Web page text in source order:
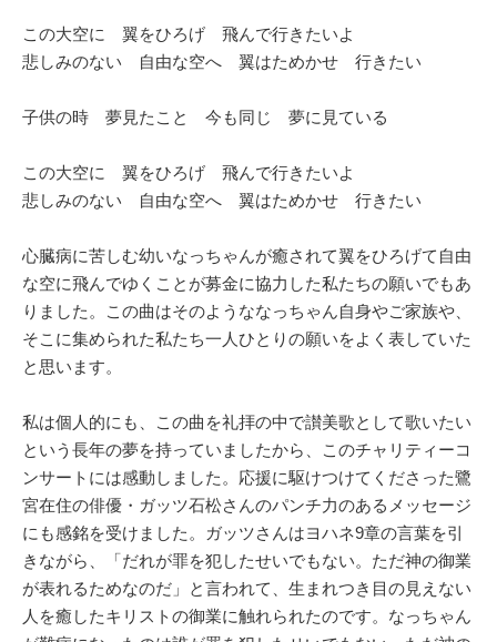
この大空に 翼をひろげ 飛んで行きたいよ
悲しみのない 自由な空へ 翼はためかせ 行きたい
子供の時 夢見たこと 今も同じ 夢に見ている
この大空に 翼をひろげ 飛んで行きたいよ
悲しみのない 自由な空へ 翼はためかせ 行きたい
心臓病に苦しむ幼いなっちゃんが癒されて翼をひろげて自由
な空に飛んでゆくことが募金に協力した私たちの願いでもあ
りました。この曲はそのようななっちゃん自身やご家族や、
そこに集められた私たち一人ひとりの願いをよく表していた
と思います。
私は個人的にも、この曲を礼拝の中で讃美歌として歌いたい
という長年の夢を持っていましたから、このチャリティーコ
ンサートには感動しました。応援に駆けつけてくださった鷺
宮在住の俳優・ガッツ石松さんのパンチ力のあるメッセージ
にも感銘を受けました。ガッツさんはヨハネ9章の言葉を引
きながら、「だれが罪を犯したせいでもない。ただ神の御業
が表れるためなのだ」と言われて、生まれつき目の見えない
人を癒したキリストの御業に触れられたのです。なっちゃん